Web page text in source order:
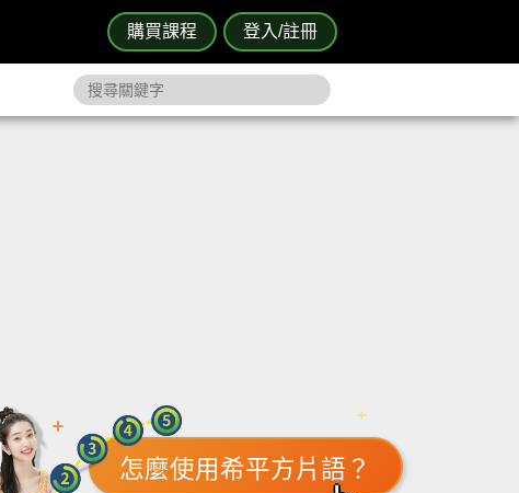
購買課程 登入/註冊
怎麼使用希平方片語？